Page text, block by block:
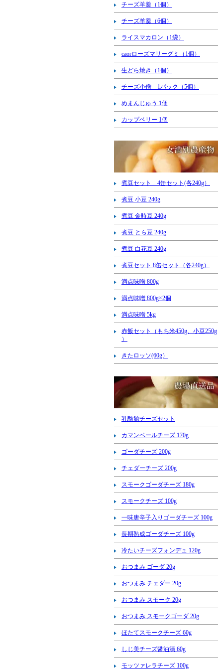
チーズ羊羹（1個）
チーズ羊羹（6個）
ライスマカロン（1袋）
caorローズマリーグミ（1個）
生どら焼き（1個）
チーズ小僧 1パック（5個）
めまんじゅう 1個
カップベリー 1個
煮豆セット 4缶セット(各240g）
煮豆 小豆 240g
煮豆 金時豆 240g
煮豆 とら豆 240g
煮豆 白花豆 240g
煮豆セット 8缶セット（各240g）
満点味噌 800g
満点味噌 800g×2個
満点味噌 5kg
赤飯セット（もち米450g、小豆250g
）
きたロッソ(60g）
乳酪館チーズセット
カマンベールチーズ 170g
ゴーダチーズ 200g
チェダーチーズ 200g
スモークゴーダチーズ 180g
スモークチーズ 100g
一味唐辛子入りゴーダチーズ 100g
長期熟成ゴーダチーズ 100g
冷たいチーズフォンデュ 120g
おつまみ ゴーダ 20g
おつまみ チェダー 20g
おつまみ スモーク 20g
おつまみ スモークゴーダ 20g
ほたてスモークチーズ 60g
しじ美チーズ醤油漬 60g
モッツァレラチーズ 100g